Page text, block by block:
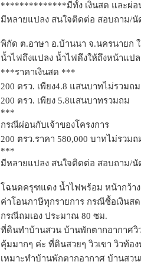
**************มีทั้ง เงินสด และผ่
มีหลายแปลง สนใจติดต่อ สอบถาม/นั
พิกัด ต.อาษา อ.บ้านนา จ.นครนายก
น้ำไฟถึงแปลง น้ำไฟดึงให้ถึงหน้าแป
***ราคาเงินสด ***
200 ตรว. เพียง4.8 แสนบาทไม่รวมถม
200 ตรว. เพียง 5.8แสนบาทรวมถม
***
กรณีผ่อนกับเจ้าของโครงการ
200 ตรว.ราคา 580,000 บาทไม่รวม
***
มีหลายแปลง สนใจติดต่อ สอบถาม/นั
โฉนดครุฑแดง น้ำไฟพร้อม หน้ากว้า
ค่าโอนภาษีทุกรายการ กรณีซื้อเงิน
กรณีถมเอง ประมาณ 80 ซม.
ที่ดินทำบ้านสวน บ้านพักตากอากาศวิว
คุ้มมากๆ ค่ะ ที่ดินสวยๆ วิวเขา วิวท้อ
เหมาะทำบ้านพักตากอากาศ บ้านสว